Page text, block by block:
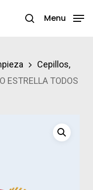
search
Menu
Cepillos,
ESTRELLA TODOS